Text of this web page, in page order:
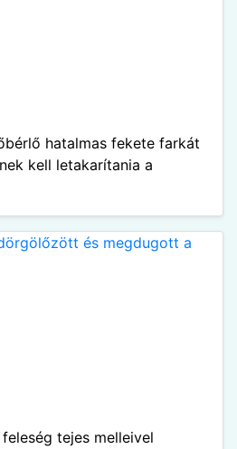
hatalmas fekete farkát
kell letakarítania a
tejes melleivel